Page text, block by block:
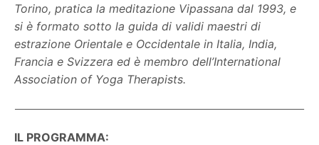
Torino, pratica la meditazione Vipassana dal 1993, e
si è formato sotto la guida di validi maestri di
estrazione Orientale e Occidentale in Italia, India,
Francia e Svizzera ed è membro dell’International
Association of Yoga Therapists.
IL PROGRAMMA: